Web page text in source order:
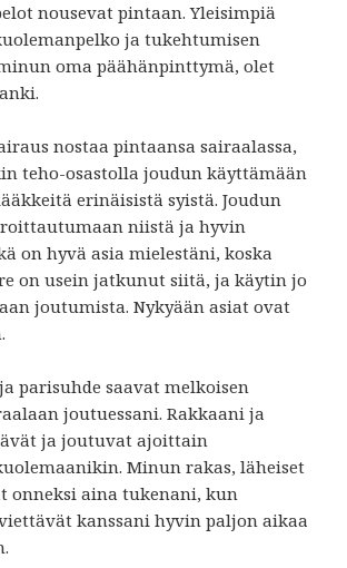
nousevat pintaan. Yleisimpiä
ja tukehtumisen
oma päähänpinttymä, olet
nostaa pintaansa sairaalassa,
teho-osastolla joudun käyttämään
erinäisistä syistä. Joudun
niistä ja hyvin
on hyvä asia mielestäni, koska
on usein jatkunut siitä, ja käytin jo
joutumista. Nykyään asiat ovat
parisuhde saavat melkoisen
joutuessani. Rakkaani ja
ja joutuvat ajoittain
Minun rakas, läheiset
onneksi aina tukenani, kun
kanssani hyvin paljon aikaa